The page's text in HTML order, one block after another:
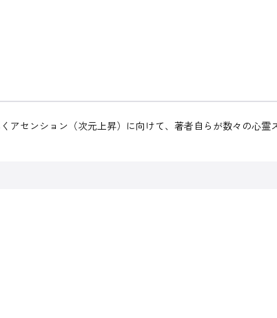
センション（次元上昇）に向けて、著者自らが数々の心